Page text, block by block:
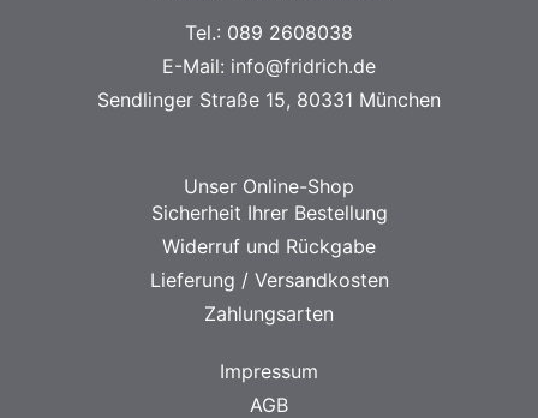
Tel.: 089 2608038
E-Mail: info@fridrich.de
Sendlinger Straße 15, 80331 München
Unser Online-Shop
Sicherheit Ihrer Bestellung
Widerruf und Rückgabe
Lieferung / Versandkosten
Zahlungsarten
Impressum
AGB